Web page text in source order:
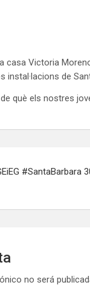
casa Victoria
instal·lacions de
què els nostres
#SantaBarbara
no será